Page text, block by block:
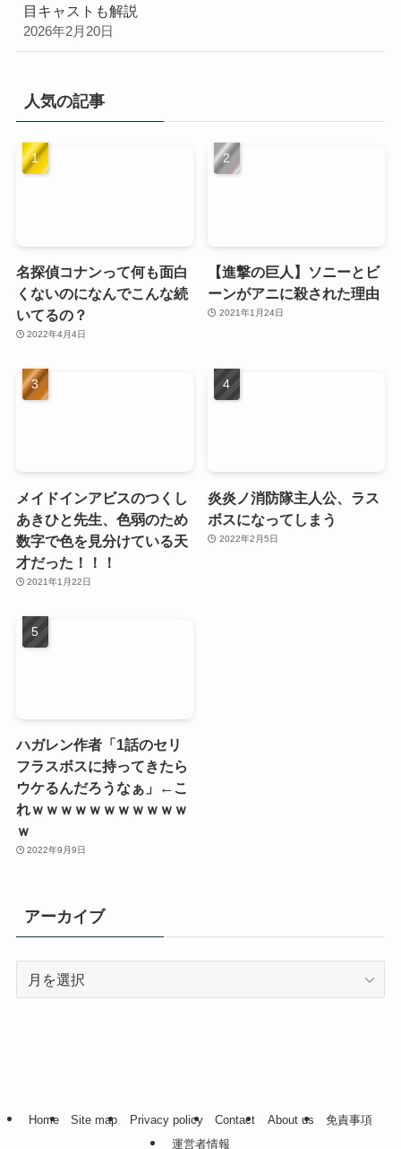
目キャストも解説
2026年2月20日
人気の記事
名探偵コナンって何も面白
くないのになんでこんな続
いてるの？
2022年4月4日
【進撃の巨人】ソニーとビ
ーンがアニに殺された理由
2021年1月24日
メイドインアビスのつくし
あきひと先生、色弱のため
数字で色を見分けている天
才だった！！！
2021年1月22日
炎炎ノ消防隊主人公、ラス
ボスになってしまう
2022年2月5日
ハガレン作者「1話のセリ
フラスボスに持ってきたら
ウケるんだろうなぁ」←こ
れｗｗｗｗｗｗｗｗｗｗｗ
ｗ
2022年9月9日
アーカイブ
Home Site map Privacy policy Contact About us
免責事項
運営者情報